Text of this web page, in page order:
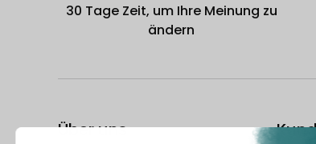
30 Tage Zeit, um Ihre Meinung zu
ändern
Über uns